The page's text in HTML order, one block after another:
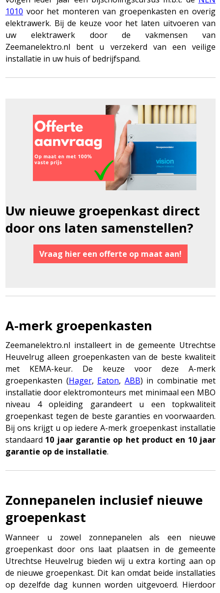
1010 voor het monteren van groepenkasten en overig
elektrawerk. Bij de keuze voor het laten uitvoeren van
uw elektrawerk door de vakmensen van
Zeemanelektro.nl bent u verzekerd van een veilige
installatie in uw huis of bedrijfspand.
Uw nieuwe groepenkast direct
door ons laten samenstellen?
Vraag hier een offerte op maat aan!
A-merk groepenkasten
Zeemanelektro.nl installeert in de gemeente Utrechtse
Heuvelrug alleen groepenkasten van de beste kwaliteit
met KEMA-keur. De keuze voor deze A-merk
groepenkasten (Hager, Eaton, ABB) in combinatie met
installatie door elektromonteurs met minimaal een MBO
niveau 4 opleiding garandeert u een topkwaliteit
groepenkast tegen de beste garanties en voorwaarden.
Bij ons krijgt u op iedere A-merk groepenkast installatie
standaard 10 jaar garantie op het product en 10 jaar
garantie op de installatie.
Zonnepanelen inclusief nieuwe
groepenkast
Wanneer u zowel zonnepanelen als een nieuwe
groepenkast door ons laat plaatsen in de gemeente
Utrechtse Heuvelrug bieden wij u extra korting aan op
de nieuwe groepenkast. Dit kan omdat beide installaties
op dezelfde dag kunnen worden uitgevoerd. Hierdoor